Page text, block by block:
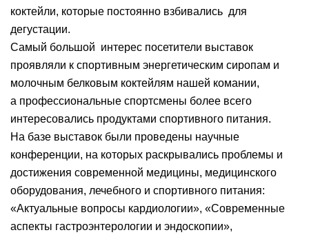
коктейли, которые постоянно взбивались для
дегустации.
Самый большой интерес посетители выставок
проявляли к спортивным энергетическим сиропам и
молочным белковым коктейлям нашей комании,
а профессиональные спортсмены более всего
интересовались продуктами спортивного питания.
На базе выставок были проведены научные
конференции, на которых раскрывались проблемы и
достижения современной медицины, медицинского
оборудования, лечебного и спортивного питания:
«Актуальные вопросы кардиологии», «Современные
аспекты гастроэнтерологии и эндоскопии»,